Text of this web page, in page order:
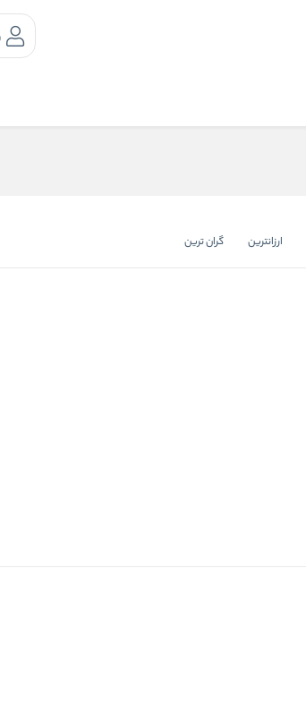
ارزانترین گران ترین